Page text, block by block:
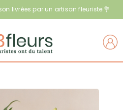
livrées par un artisan fleuriste 💐